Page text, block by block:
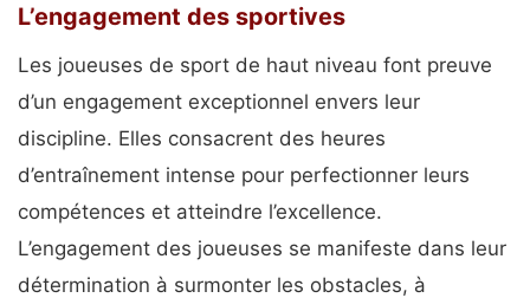
L’engagement des sportives
Les joueuses de sport de haut niveau font preuve
d’un engagement exceptionnel envers leur
discipline. Elles consacrent des heures
d’entraînement intense pour perfectionner leurs
compétences et atteindre l’excellence.
L’engagement des joueuses se manifeste dans leur
détermination à surmonter les obstacles, à